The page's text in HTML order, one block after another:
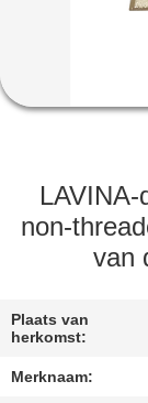
non-
van
Plaats van
herkomst:
Merknaam: